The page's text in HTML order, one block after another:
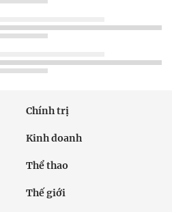
Chính trị
Kinh doanh
Thể thao
Thế giới